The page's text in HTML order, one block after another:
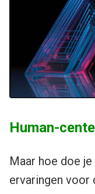
Human-
Maar hoe doe
ervaringen voor